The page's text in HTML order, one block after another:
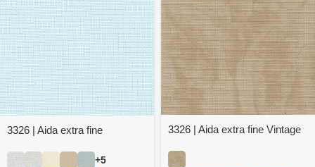
3326 | Aida extra fine
+5
3326 | Aida extra fine Vintage